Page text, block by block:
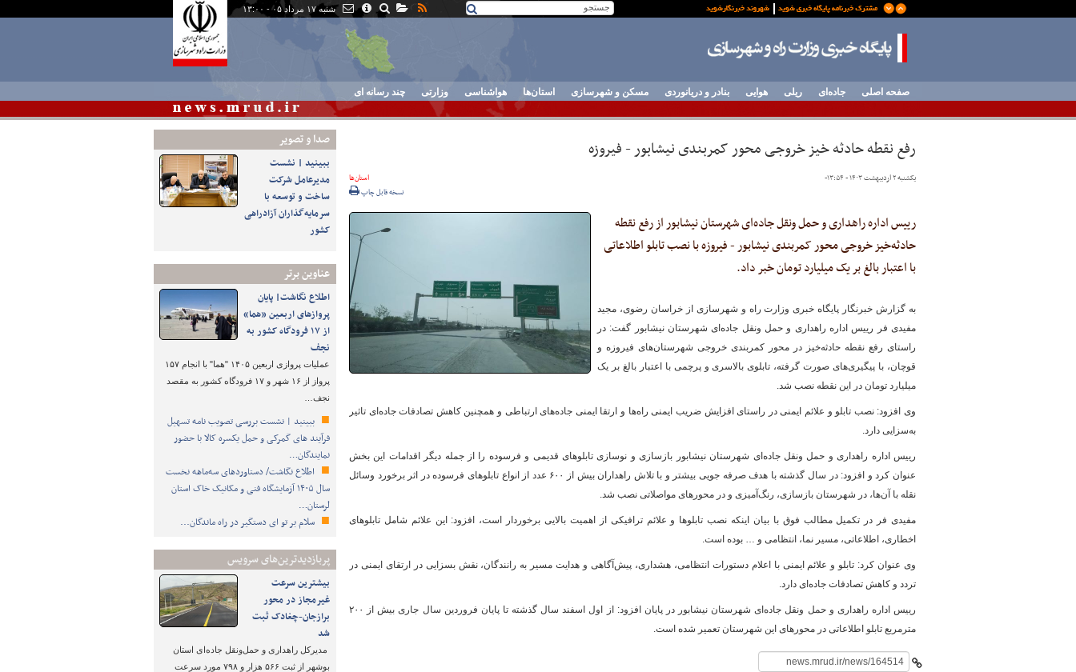
شنبه ۱۷ مرداد ۰۵ - ۱۳:۰۰
پایگاه خبری وزارت راه و
صفحه اصلی جاده‌ای ریلی هوایی بنادر و دریانوردی مسکن و شهرسازی استان‌ها هواشناسی وزارتی چند رسانه ای
صدا و تصوير
ببینید | نشست
مدیرعامل شرکت
ساخت و توسعه با
سرمایه‌گذاران آزادراهی
کشور
عناوین برتر
اطلاع نگاشت| پایان
پروازهای اربعین «هما»
از ۱۷ فرودگاه کشور به
نجف
عملیات پروازی اربعین ۱۴۰۵ "هما" با انجام ۱۵۷
پرواز از ۱۶ شهر و ۱۷ فرودگاه کشور به مقصد
نجف…
ببینید | نشست بررسی تصویب نامه تسهیل
فرآیند های گمرکی و حمل یکسره کالا با حضور
نمایندگان…
اطلاع نگاشت/ دستاوردهای سه‌ماهه نخست
سال ۱۴۰۵ آزمایشگاه فنی و مکانیک خاک استان
لرستان…
سلام بر تو ای دستگیر در راه ماندگان...
پربازدیدترین‌های سرویس
بیشترین سرعت
غیرمجاز در محور
برازجان-چغادک ثبت
شد
مدیرکل راهداری و حمل‌ونقل جاده‌ای استان
بوشهر از ثبت ۵۶۶ هزار و ۷۹۸ مورد سرعت
رفع نقطه حادثه خیز خروجی محور کمربندی نیشابور - فیروزه
یکشنبه ۲ اردیبهشت ۱۴۰۳ - ۱۳:۵۴ -
استان‌ها
نسخه قابل چاپ
رییس اداره راهداری و حمل ونقل جاده‌ای شهرستان نیشابور از رفع نقطه
حادثه‌خیز خروجی محور کمربندی نیشابور - فیروزه با نصب تابلو اطلاعاتی
با اعتبار بالغ بر یک میلیارد تومان خبر داد.
به گزارش خبرنگار پایگاه خبری وزارت راه و شهرسازی از خراسان رضوی، مجید
مفیدی فر رییس اداره راهداری و حمل ونقل جاده‌ای شهرستان نیشابور گفت: در
راستای رفع نقطه حادثه‌خیز در محور کمربندی خروجی شهرستان‌های فیروزه و
قوچان، با پیگیری‌های صورت گرفته، تابلوی بالاسری و پرچمی با اعتبار بالغ بر یک
میلیارد تومان در این نقطه نصب شد.
وی افزود: نصب تابلو و علائم ایمنی در راستای افزایش ضریب ایمنی راه‌ها و ارتقا ایمنی جاده‌های ارتباطی و همچنین کاهش تصادفات جاده‌ای تاثیر
به‌سزایی دارد.
رییس اداره راهداری و حمل ونقل جاده‌ای شهرستان نیشابور بازسازی و نوسازی تابلوهای قدیمی و فرسوده را از جمله دیگر اقدامات این بخش
عنوان کرد و افزود: در سال گذشته با هدف صرفه جویی بیشتر و با تلاش راهداران بیش از ۶۰۰ عدد از انواع تابلوهای فرسوده در اثر برخورد وسائل
نقله با آن‌ها، در شهرستان بازسازی، رنگ‌آمیزی و در محورهای مواصلاتی نصب شد.
مفیدی فر در تکمیل مطالب فوق با بیان اینکه نصب تابلوها و علائم ترافیکی از اهمیت بالایی برخوردار است، افزود: این علائم شامل تابلوهای
اخطاری، اطلاعاتی، مسیر نما، انتظامی و … بوده است.
وی عنوان کرد: تابلو و علائم ایمنی با اعلام دستورات انتظامی، هشداری، پیش‌آگاهی و هدایت مسیر به رانندگان، نقش بسزایی در ارتقای ایمنی در
تردد و کاهش تصادفات جاده‌ای دارد.
رییس اداره راهداری و حمل ونقل جاده‌ای شهرستان نیشابور در پایان افزود: از اول اسفند سال گذشته تا پایان فروردین سال جاری بیش از ۲۰۰
مترمربع تابلو اطلاعاتی در محورهای این شهرستان تعمیر شده است.